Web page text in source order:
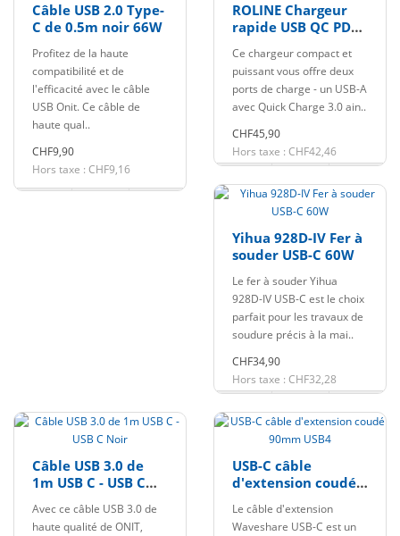
Câble USB 2.0 Type-
C de 0.5m noir 66W
Profitez de la haute
compatibilité et de
l'efficacité avec le câble
USB Onit. Ce câble de
haute qual..
CHF9,90
Hors taxe : CHF9,16
ROLINE Chargeur
rapide USB QC PD
Ce chargeur compact et
puissant vous offre deux
ports de charge - un USB-A
avec Quick Charge 3.0 ain..
CHF45,90
Hors taxe : CHF42,46
Yihua 928D-IV Fer à
souder USB-C 60W
Le fer à souder Yihua
928D-IV USB-C est le choix
parfait pour les travaux de
soudure précis à la mai..
CHF34,90
Hors taxe : CHF32,28
Câble USB 3.0 de
1m USB C - USB C
Avec ce câble USB 3.0 de
haute qualité de ONIT,
USB-C câble
d'extension coudé
Le câble d'extension
Waveshare USB-C est un